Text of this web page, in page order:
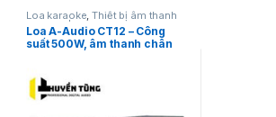
Loa karaoke ,Thiết bị âm thanh
karaoke | KTV
Loa A-Audio CT12 – Công
suất 500W, âm thanh chân